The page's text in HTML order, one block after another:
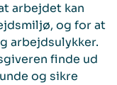
arbejdet kan
og for at
arbejdsulykker.
finde ud
og sikre